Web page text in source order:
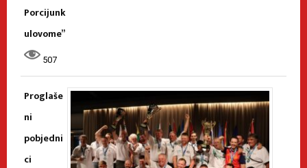
Porcijunk
ulovome”
507
Proglaše
ni
pobjedni
ci